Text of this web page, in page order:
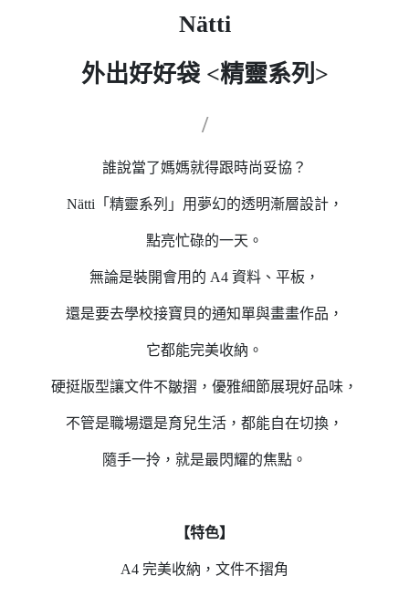
Nätti
外出好好袋 <精靈系列>
/
誰說當了媽媽就得跟時尚妥協？
Nätti「精靈系列」用夢幻的透明漸層設計，
點亮忙碌的一天。
無論是裝開會用的 A4 資料、平板，
還是要去學校接寶貝的通知單與畫畫作品，
它都能完美收納。
硬挺版型讓文件不皺摺，優雅細節展現好品味，
不管是職場還是育兒生活，都能自在切換，
隨手一拎，就是最閃耀的焦點。
【特色】
A4 完美收納，文件不摺角